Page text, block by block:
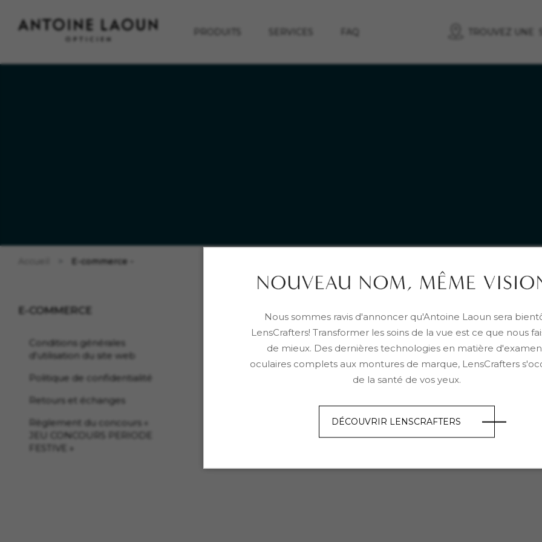
Nous sommes ravis d'annoncer qu'Antoine Laoun sera
LensCrafters! Transformer les soins de la vue est ce que nous
de mieux. Des dernières technologies en matière
oculaires complets aux montures de marque, LensCrafters
de la santé de vos yeux.
DÉCOUVRIR LENSCRAFTERS
SERVICES TROUVEZ UNE
E-commerce -
E-COMMERCE
Conditions générales
d'utilisation du site web
Politique de confidentialité
Retours et échanges
Règlement du concours «
JEU CONCOURS PERIODE
FESTIVE »